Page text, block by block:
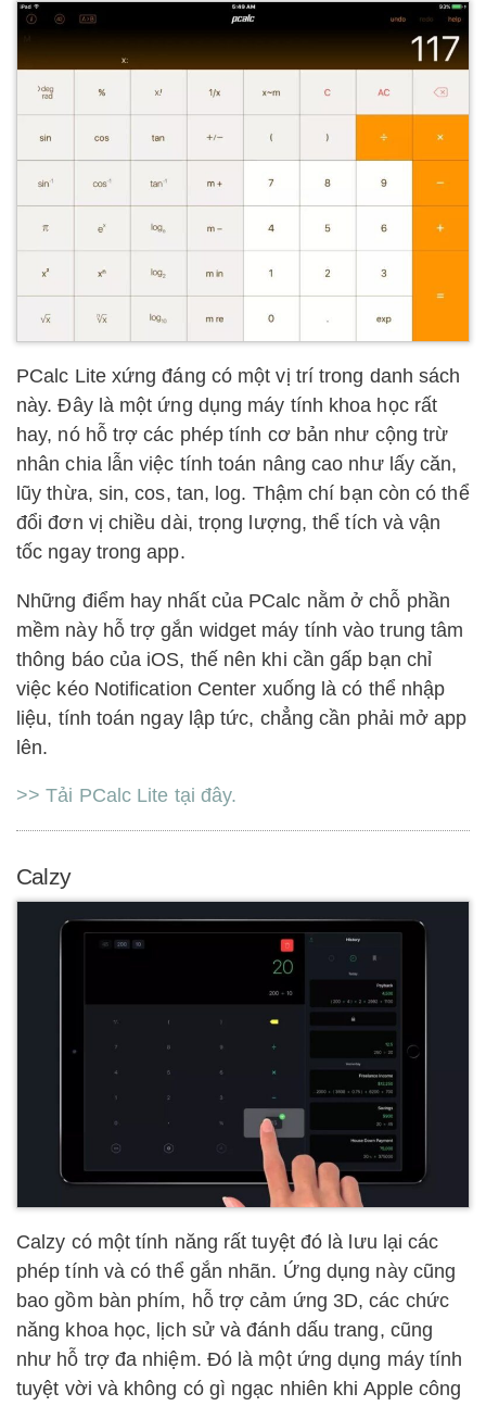
PCalc Lite xứng đáng có một vị trí trong danh sách
này. Đây là một ứng dụng máy tính khoa học rất
hay, nó hỗ trợ các phép tính cơ bản như cộng trừ
nhân chia lẫn việc tính toán nâng cao như lấy căn,
lũy thừa, sin, cos, tan, log. Thậm chí bạn còn có thể
đổi đơn vị chiều dài, trọng lượng, thể tích và vận
tốc ngay trong app.
Những điểm hay nhất của PCalc nằm ở chỗ phần
mềm này hỗ trợ gắn widget máy tính vào trung tâm
thông báo của iOS, thế nên khi cần gấp bạn chỉ
việc kéo Notification Center xuống là có thể nhập
liệu, tính toán ngay lập tức, chẳng cần phải mở app
lên.
>> Tải PCalc Lite tại đây.
Calzy
Calzy có một tính năng rất tuyệt đó là lưu lại các
phép tính và có thể gắn nhãn. Ứng dụng này cũng
bao gồm bàn phím, hỗ trợ cảm ứng 3D, các chức
năng khoa học, lịch sử và đánh dấu trang, cũng
như hỗ trợ đa nhiệm. Đó là một ứng dụng máy tính
tuyệt vời và không có gì ngạc nhiên khi Apple công